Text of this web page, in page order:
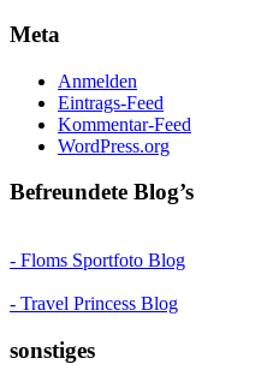
Meta
Anmelden
Eintrags-Feed
Kommentar-Feed
WordPress.org
Befreundete Blog’s
- Floms Sportfoto Blog
- Travel Princess Blog
sonstiges